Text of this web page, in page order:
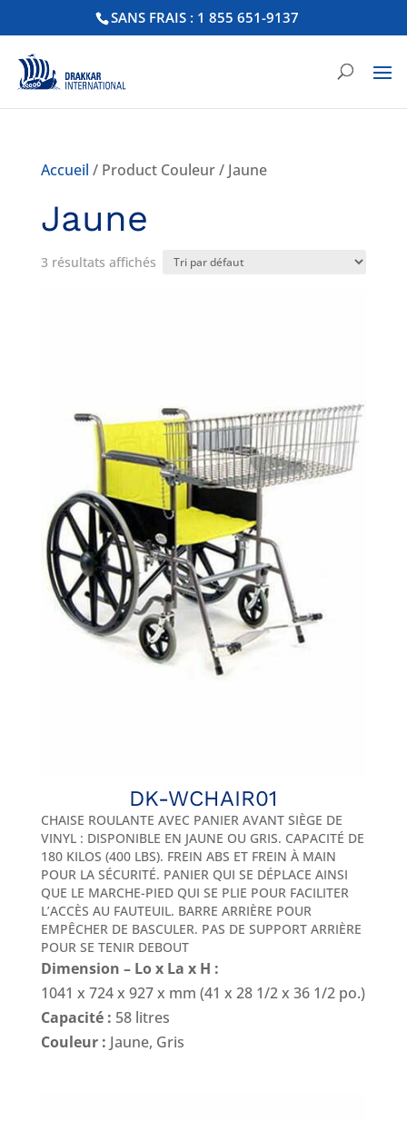
SANS FRAIS : 1 855 651-9137
Accueil / Product Couleur / Jaune
Jaune
3 résultats affichés
DK-WCHAIR01
CHAISE ROULANTE AVEC PANIER AVANT SIÈGE DE
VINYL : DISPONIBLE EN JAUNE OU GRIS. CAPACITÉ DE
180 KILOS (400 LBS). FREIN ABS ET FREIN À MAIN
POUR LA SÉCURITÉ. PANIER QUI SE DÉPLACE AINSI
QUE LE MARCHE-PIED QUI SE PLIE POUR FACILITER
L’ACCÈS AU FAUTEUIL. BARRE ARRIÈRE POUR
EMPÊCHER DE BASCULER. PAS DE SUPPORT ARRIÈRE
POUR SE TENIR DEBOUT
Dimension – Lo x La x H :
1041 x 724 x 927 x mm (41 x 28 1/2 x 36 1/2 po.)
Capacité : 58 litres
Couleur : Jaune, Gris